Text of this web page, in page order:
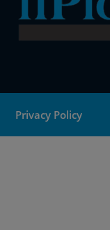
Privacy Policy